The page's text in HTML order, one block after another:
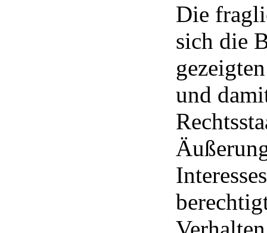
Die
sich die
und